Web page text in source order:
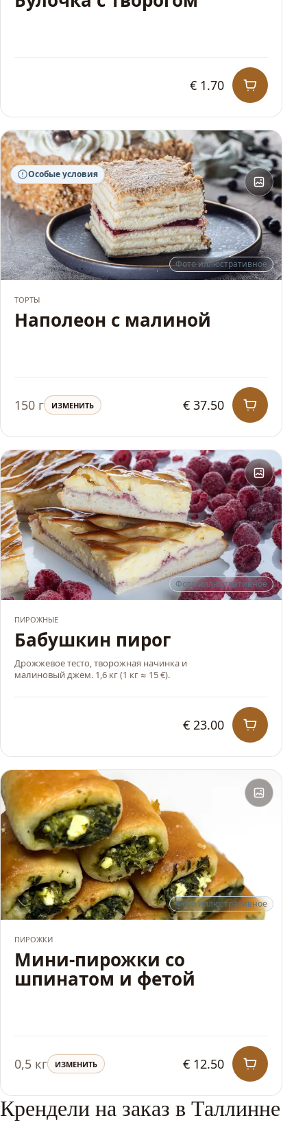
€ 1.70
Фото иллюстративное
Особые условия
ТОРТЫ
Наполеон с малиной
150 г ИЗМЕНИТЬ € 37.50
Фото иллюстративное
ПИРОЖНЫЕ
Бабушкин пирог
Дрожжевое тесто, творожная начинка и
малиновый джем. 1,6 кг (1 кг ≈ 15 €).
€ 23.00
Фото иллюстративное
ПИРОЖКИ
Мини-пирожки со
шпинатом и фетой
0,5 кг ИЗМЕНИТЬ € 12.50
Крендели на заказ в Таллинне